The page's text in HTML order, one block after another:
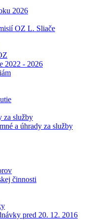
2026
OZ L. Sliače
2022 - 2026
za služby
a úhrady za služby
činnosti
pred 20. 12. 2016